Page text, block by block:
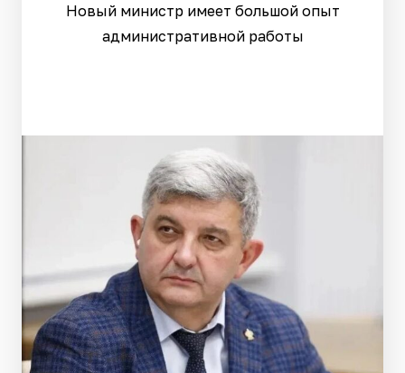
Новый министр имеет большой опыт
административной работы